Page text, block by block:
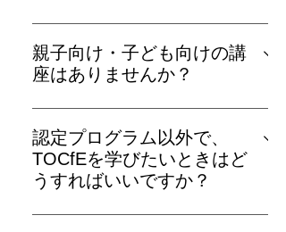
で４日間ご参加いただけない場合は
「TOC Learning Connection」の認定証
場合「TOC Learning Connection」の認
定証の発行には、１日だけの受講では
なく、改めて４日間の受講が必要とな
者の方のお任せいたします。
期限は​ありません
親子向け・子ども​向けの​講
座は​ありませんか？
NPOとして企画している講座はありま
せん。ですが、各地域のコミュニティ
ー活動で開催される場合もございます
ので以下のページをご参照ください
認定プログラム以外で、
TOCfEを学びたい​ときは​ど
う​すれば​いいですか？​
各地域のコミュニティー活動で開催さ